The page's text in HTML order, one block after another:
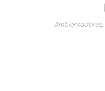
Ambientadores,